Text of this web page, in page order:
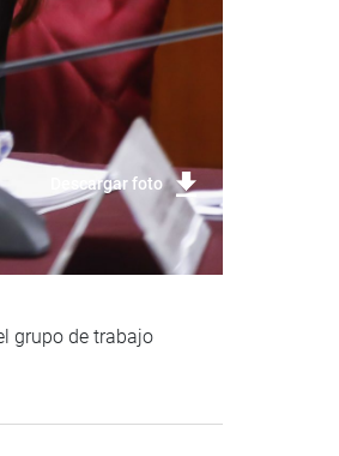
Descargar foto
grupo de trabajo